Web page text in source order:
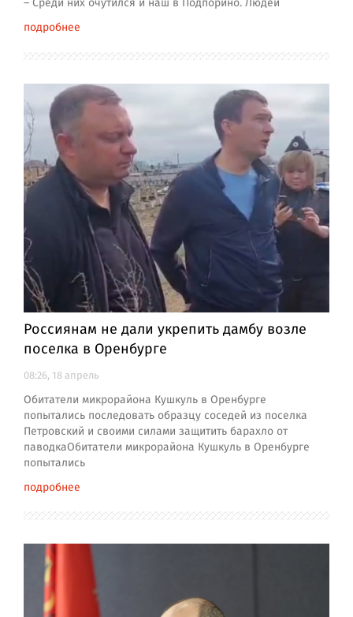
подробнее
Россиянам не дали укрепить дамбу возле
поселка в Оренбурге
08:26, 18 апрель
Обитатели микрорайона Кушкуль в Оренбурге
попытались последовать образцу соседей из поселка
Петровский и своими силами защитить барахло от
паводкаОбитатели микрорайона Кушкуль в Оренбурге
попытались
подробнее